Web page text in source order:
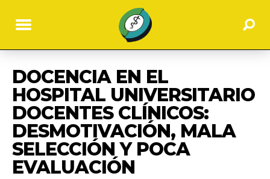
DOCENCIA EN EL
HOSPITAL UNIVERSITARIO
DOCENTES CLÍNICOS:
DESMOTIVACIÓN, MALA
SELECCIÓN Y POCA
EVALUACIÓN